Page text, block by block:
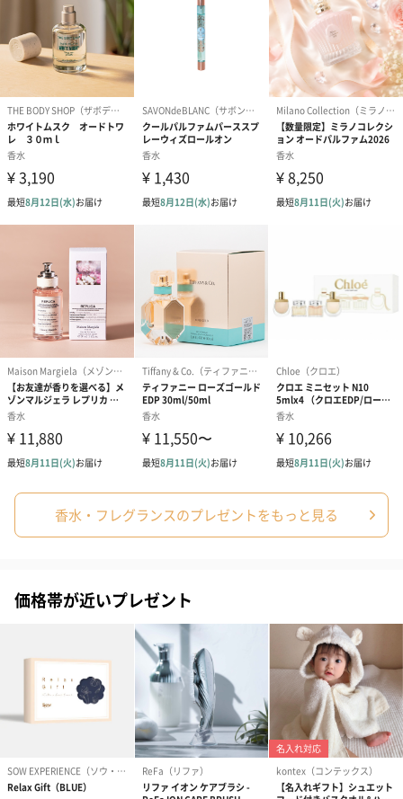
VIOLET～日
本の黒文字と
ラベンダーの
香り～
全成分：エタノール※、香料 ※認定オーガニック成分
主要エッセンシャルオイル：ラベンダー、黒文字、ネ
ロリ、レモン、セージ、
フランキンセンス、サンダルウッド、他
天然石：アメシスト（天然石の意味：浄化、安眠、気
持ちのリセット）
WHITE～ネ
ロリとジャス
高野槇の香り
～
全成分：エタノール※、香料 ※認定オーガニック成分
主要エッセンシャルオイル：ネロリ、ジャスミン、高
野槇、橙、プチグレン、イランイラン、サンダルウッ
ド、他
天然石：ホワイトジェイド（天然石の意味：純粋、友
情と愛情、人生の成功と繁栄）
れるため航空機に搭載することができません。
そのため離島などの航空便を使用する地域にお住まい
のかたへお届けの場合は、船便に変更するため1週間前
後お届けが遅くなる可能性がございます。
商品オプション情報
お届けボックスオプション
配送用のダンボールを装飾いたします。お相手のご住所に直接お
合は、紙袋との併用もおすすめです。
ダンボール装飾（ひま
わり）（720円）
ダンボール装飾（チュ
ーリップ）（720円）
ダンボール装
イトピンク×
ト）（580円）
紙袋
香水・フレグランスのプレゼントをもっと見る
価格帯が近いプレゼント